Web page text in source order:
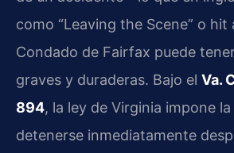
como “Leaving the Scene” o
Condado de Fairfax puede
graves y duraderas. Bajo el Va.
894, la ley de Virginia impone
detenerse inmediatamente